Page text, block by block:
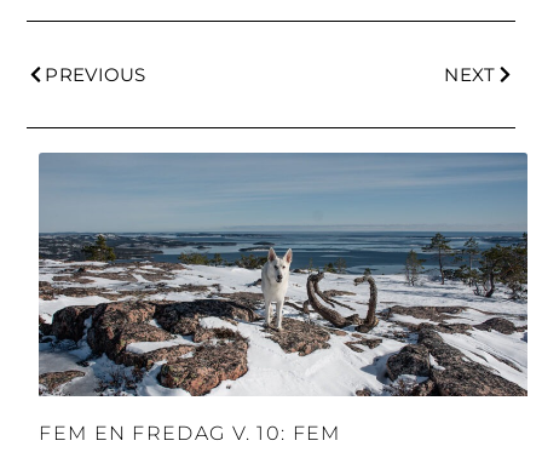
PREVIOUS NEXT
FEM EN FREDAG V. 10: FEM